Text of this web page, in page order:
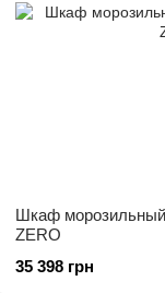
Шкаф
ZERO
35 398 грн